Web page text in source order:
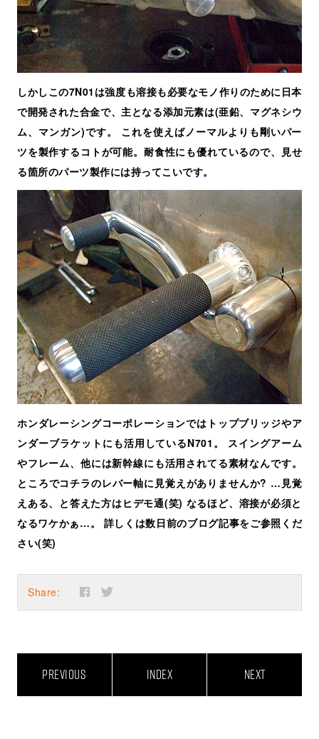
しかしこの7N01は強度も溶接も必要なモノ作りのために日本
で開発された合金で、主となる添加元素は(亜鉛、マグネシウ
ム、マンガン)です。 これを使えばノーマルよりも剛いパー
ツを製作するコトが可能。耐食性にも優れているので、見せ
る箇所のパーツ製作には持ってこいです。
ホンダレーシングコーポレーションではトップブリッジやア
ンダーブラケットにも活用しているN701。 スイングアーム
やフレーム、他には新幹線にも活用されてる素材なんです。
ところでコチラのレバー軸に見覚えがありませんか? …見覚
えある、と答えた方はヒデモ通(笑) なるほど、溶接が必須と
なるワケかぁ…。 詳しくは数日前のブログ記事をご参照くだ
さい(笑)
Share:
PREVIOUS INDEX NEXT